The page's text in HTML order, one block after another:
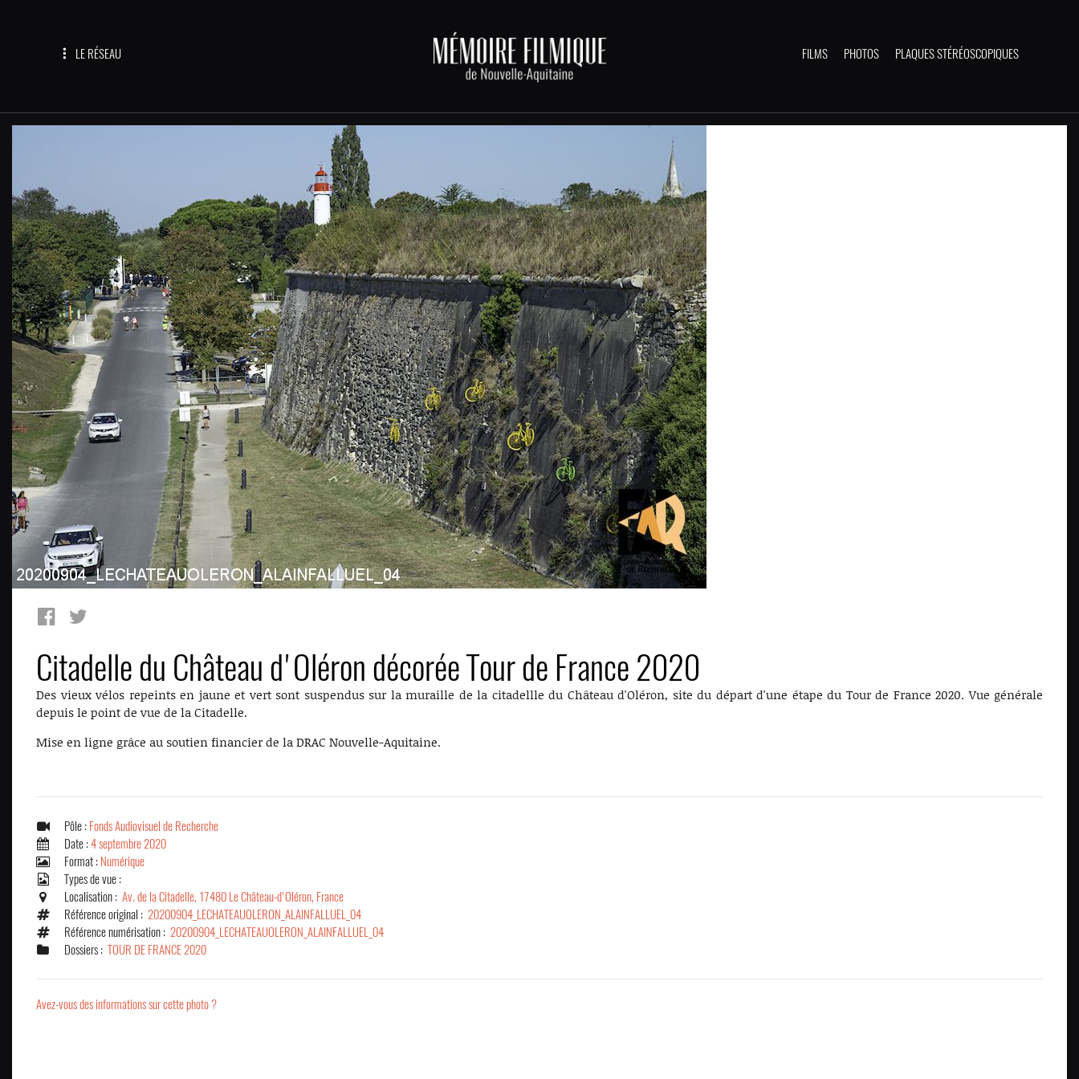
LE RÉSEAU FILMS PHOTOS PLAQUES STÉRÉOSCOPIQUES
Citadelle du Château d'Oléron décorée Tour de France 2020
Des vieux vélos repeints en jaune et vert sont suspendus sur la muraille de la citadellle du Château d'Oléron, site du départ d'une étape du Tour de France 2020. Vue générale
depuis le point de vue de la Citadelle.
Mise en ligne grâce au soutien financier de la DRAC Nouvelle-Aquitaine.
Pôle : Fonds Audiovisuel de Recherche
Date :4 septembre 2020
Format : Numérique
Types de vue :
Localisation : Av. de la Citadelle, 17480 Le Château-d'Oléron, France
Référence original : 20200904_LECHATEAUOLERON_ALAINFALLUEL_04
Référence numérisation : 20200904_LECHATEAUOLERON_ALAINFALLUEL_04
Dossiers : TOUR DE FRANCE 2020
Avez-vous des informations sur cette photo ?